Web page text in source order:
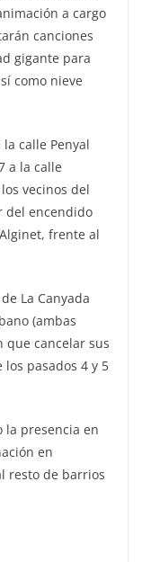
a cargo
canciones
gigante para
como nieve
calle Penyal
a la calle
vecinos del
del encendido
frente al
La Canyada
(ambas
que cancelar sus
pasados 4 y 5
la presencia en
en
resto de barrios